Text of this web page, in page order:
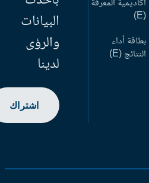
أكاديمية المعرفة
بطاقة أداء
النتائج (E)
البيانات
والرؤى
لدينا
اشتراك